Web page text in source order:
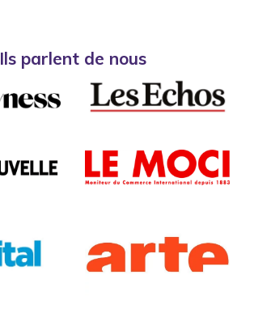
Ils parlent de nous